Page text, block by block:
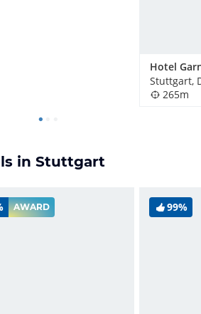
Stuttgart,
265m
in Stuttgart
AWARD 99%